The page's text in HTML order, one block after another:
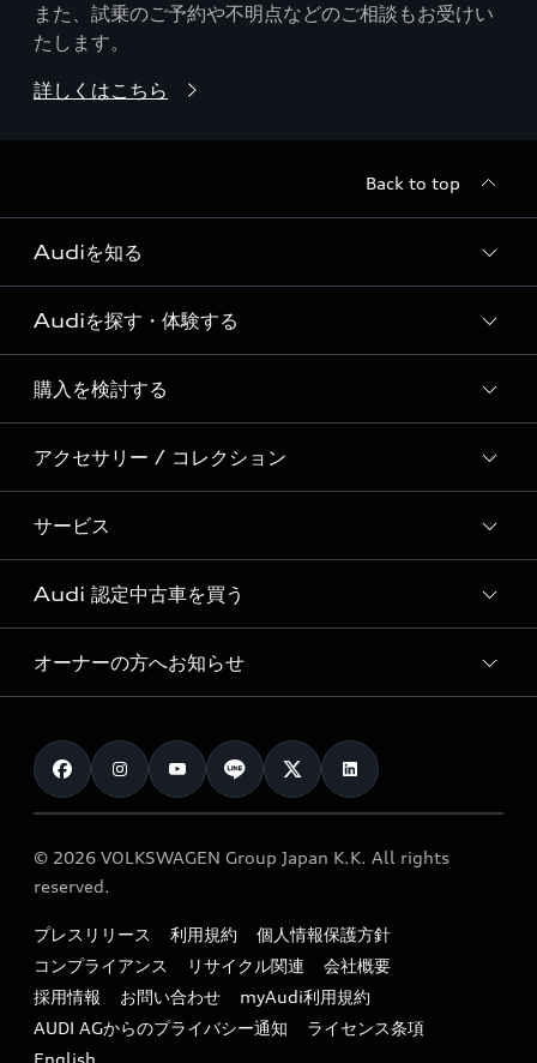
また、試乗のご予約や不明点などのご相談もお受けい
たします。
詳しくはこちら
Back to top
Audiを知る
Audi ブランド
Story of Progress
Audi Sport
Formula 1®
デジタルサービス
Audiを探す・体験する
ディーラー検索
新車在庫検索
試乗車・展示車検索
見積り依頼
試乗予約
購入を検討する
モデル一覧
特別仕様モデル / 限定モデル
e-tronラインアップ
価格シミュレーション
車両比較
カタログ一覧
アクセサリー / コレクション
純正アクセサリー
オンラインショップ
Audi collection
アウディナビアプリ
サービス
サービス入庫予約
サービスプログラム
メンテナンス
車検 / 定期点検
e-tronアフターサポート
myAudi
Audi 認定中古車を買う
Audi認定中古車
クオリティ
保証
メンテナンス
ファイナンス
キャンペーン / イベント
買取査定
オーナーの方へお知らせ
お知らせ
オーナー様向けキャンペーン
特定整備適用車一覧
リサイクル法
よくある質問（FAQ）
© 2026 VOLKSWAGEN Group Japan K.K. All rights
reserved.
プレスリリース 利用規約
個人情報保護方針
コンプライアンス
リサイクル関連
会社概要
採用情報
お問い合わせ
myAudi利用規約
AUDI AGからのプライバシー通知
ライセンス条項
English